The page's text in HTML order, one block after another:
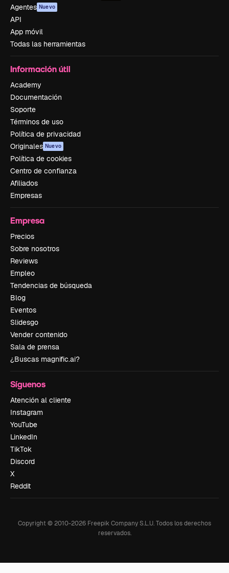
Agentes Nuevo
API
App móvil
Todas las herramientas
Información útil
Academy
Documentación
Soporte
Términos de uso
Política de privacidad
Originales Nuevo
Política de cookies
Centro de confianza
Afiliados
Empresas
Empresa
Precios
Sobre nosotros
Reviews
Empleo
Tendencias de búsqueda
Blog
Eventos
Slidesgo
Vender contenido
Sala de prensa
¿Buscas magnific.ai?
Síguenos
Atención al cliente
Instagram
YouTube
LinkedIn
TikTok
Discord
X
Reddit
Copyright © 2010-2026 Freepik Company S.L.U.Todos los derechos
reservados.